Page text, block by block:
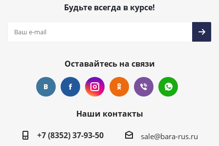
Будьте всегда в курсе!
Оставайтесь на связи
Наши контакты
+7 (8352) 37-93-50
sale@bara-rus.ru